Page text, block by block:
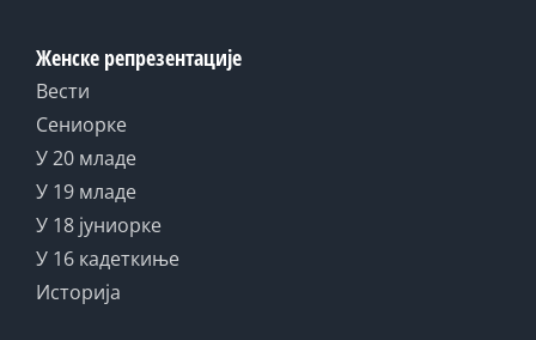
Женске репрезентације
Вести
Сениорке
У 20 младе
У 19 младе
У 18 јуниорке
У 16 кадеткиње
Историја